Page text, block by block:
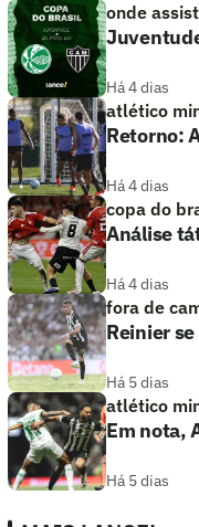
onde
Há 4 dias
atlético
Retorno:
Há 4 dias
copa do
Análise
Há 4 dias
fora de
Reinier
Há 5 dias
atlético
Em nota,
Há 5 dias